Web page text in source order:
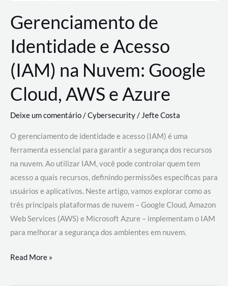
Gerenciamento de
Identidade e Acesso
(IAM) na Nuvem: Google
Cloud, AWS e Azure
Deixe um comentário/Cybersecurity/ Jefte Costa
O gerenciamento de identidade e acesso (IAM) é uma
ferramenta essencial para garantir a segurança dos recursos
na nuvem. Ao utilizar IAM, você pode controlar quem tem
acesso a quais recursos, definindo permissões específicas para
usuários e aplicativos. Neste artigo, vamos explorar como as
três principais plataformas de nuvem – Google Cloud, Amazon
Web Services (AWS) e Microsoft Azure – implementam o IAM
para melhorar a segurança dos ambientes em nuvem.
Gerenciamento
Read More »